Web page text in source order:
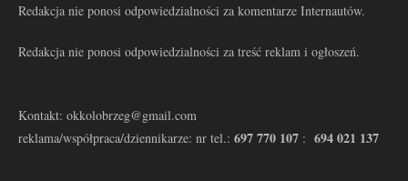
Redakcja nie ponosi odpowiedzialności za komentarze Internautów.
Redakcja nie ponosi odpowiedzialności za treść reklam i ogłoszeń.
Kontakt: okkolobrzeg@gmail.com
reklama/współpraca/dziennikarze: nr tel.: 697 770 107 : 694 021 137